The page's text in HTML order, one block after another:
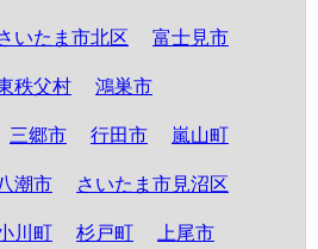
いたま市北区 富士見市
秩父村 鴻巣市
三郷市 行田市 嵐山町
潮市 さいたま市見沼区
川町 杉戸町 上尾市